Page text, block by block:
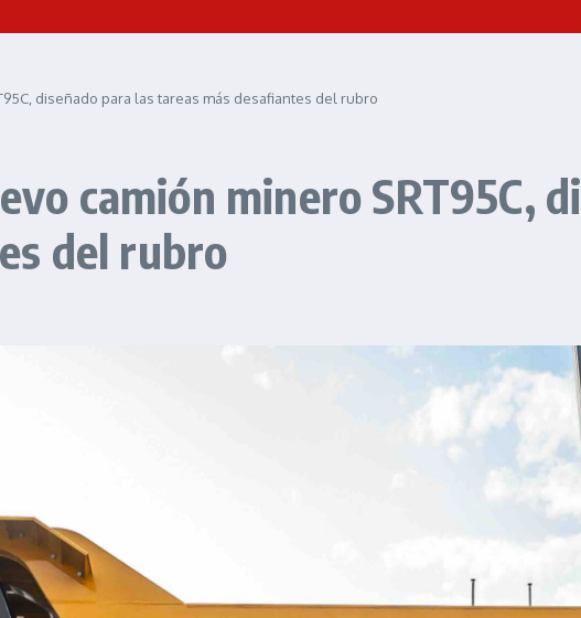
diseñado para las tareas más desafiantes del rubro
camión minero SRT95C,
del rubro